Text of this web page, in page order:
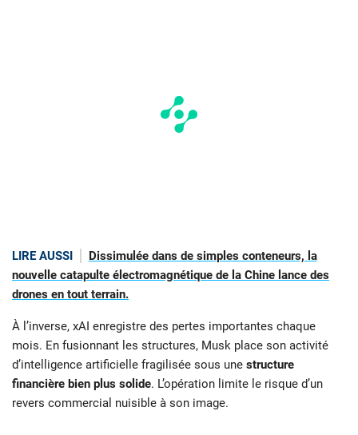
LIRE AUSSI
Dissimulée dans de simples conteneurs, la
nouvelle catapulte électromagnétique de la Chine lance des
drones en tout terrain.
À l’inverse, xAI enregistre des pertes importantes chaque
mois. En fusionnant les structures, Musk place son activité
d’intelligence artificielle fragilisée sous une structure
financière bien plus solide. L’opération limite le risque d’un
revers commercial nuisible à son image.